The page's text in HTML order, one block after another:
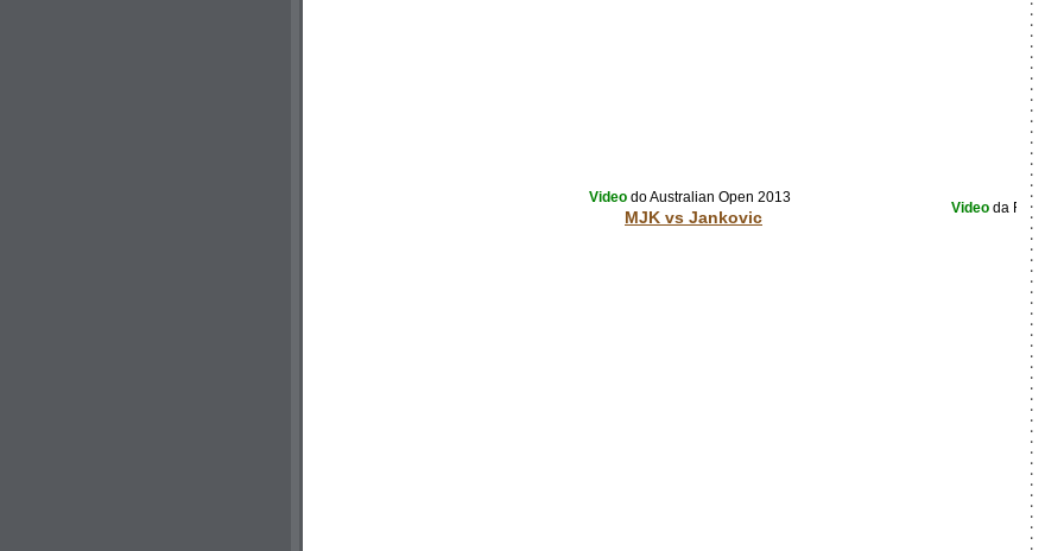
Video do Australian Open 2013
MJK vs Jankovic Video da Final